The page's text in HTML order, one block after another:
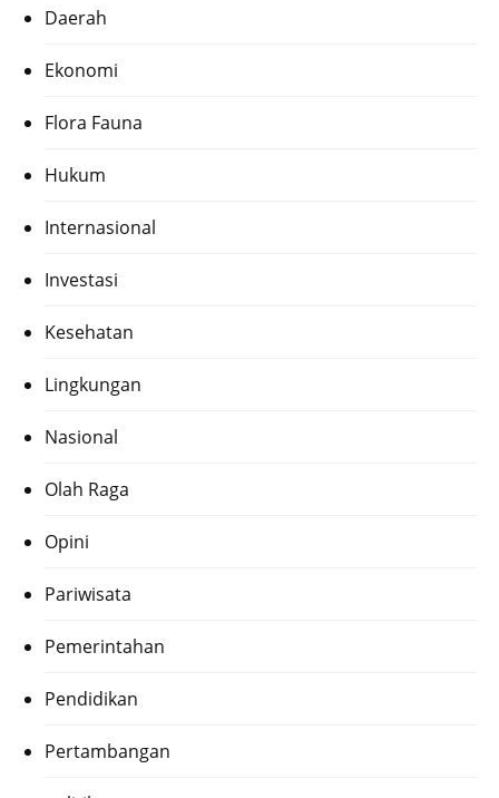
Daerah
Ekonomi
Flora Fauna
Hukum
Internasional
Investasi
Kesehatan
Lingkungan
Nasional
Olah Raga
Opini
Pariwisata
Pemerintahan
Pendidikan
Pertambangan